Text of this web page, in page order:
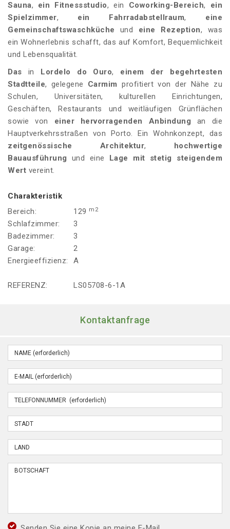
Sauna, ein Fitnessstudio, ein Coworking-Bereich, ein
Spielzimmer, ein Fahrradabstellraum, eine
Gemeinschaftswaschküche und eine Rezeption, was
ein Wohnerlebnis schafft, das auf Komfort, Bequemlichkeit
und Lebensqualität.
Das in Lordelo do Ouro, einem der begehrtesten
Stadtteile, gelegene Carmim profitiert von der Nähe zu
Schulen, Universitäten, kulturellen Einrichtungen,
Geschäften, Restaurants und weitläufigen Grünflächen
sowie von einer hervorragenden Anbindung an die
Hauptverkehrsstraßen von Porto. Ein Wohnkonzept, das
zeitgenössische Architektur,
hochwertige
Bauausführung und eine
Lage mit stetig steigendem
Wert vereint.
Charakteristik
Bereich:
129 m2
Schlafzimmer:
3
Badezimmer:
3
Garage:
2
Energieeffizienz:
A
REFERENZ: LS05708-6-1A
Kontaktanfrage